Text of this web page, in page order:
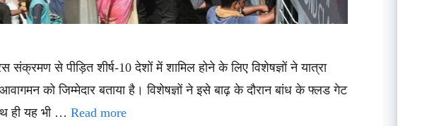
से पीड़ित शीर्ष-10 देशों में शामिल होने के लिए विशेषज्ञों ने यात्रा
को जिम्मेदार बताया है। विशेषज्ञों ने इसे बाढ़ के दौरान बांध के फ्लड गेट
ही यह भी … Read more